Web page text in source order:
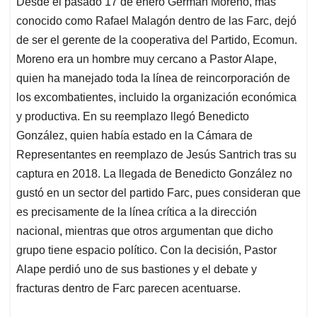
s
A
p
p
b
o
o
k
e
d
I
n
l
a
d
s
conocido como Rafael Malagón dentro de las Farc, dejó
de ser el gerente de la cooperativa del Partido, Ecomun.
Moreno era un hombre muy cercano a Pastor Alape,
quien ha manejado toda la línea de reincorporación de
los excombatientes, incluido la organización económica
y productiva. En su reemplazo llegó Benedicto
González, quien había estado en la Cámara de
Representantes en reemplazo de Jesús Santrich tras su
captura en 2018. La llegada de Benedicto González no
gustó en un sector del partido Farc, pues consideran que
es precisamente de la línea crítica a la dirección
nacional, mientras que otros argumentan que dicho
grupo tiene espacio político. Con la decisión, Pastor
Alape perdió uno de sus bastiones y el debate y
fracturas dentro de Farc parecen acentuarse.